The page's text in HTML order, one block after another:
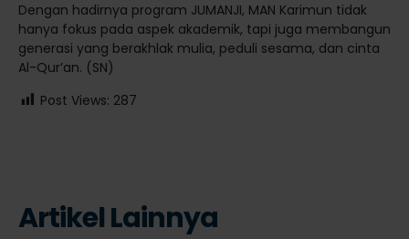
Dengan hadirnya program JUMANJI, MAN Karimun tidak
hanya fokus pada aspek akademik, tapi juga membangun
generasi yang berakhlak mulia, peduli sesama, dan cinta
Al-Qur’an. (SN)
Post Views: 287
Artikel Lainnya